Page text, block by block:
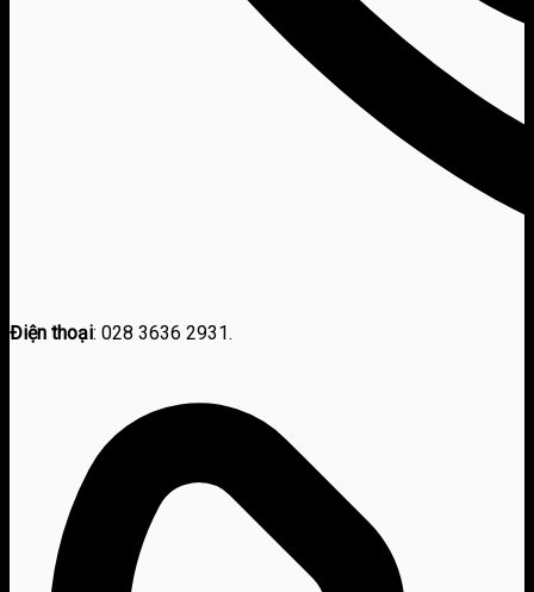
Điện thoại: 028 3636 2931.